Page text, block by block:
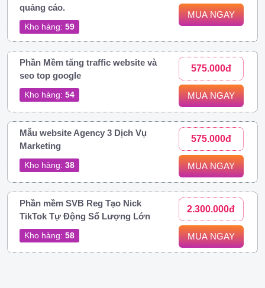
quảng cáo.
Kho hàng: 59
MUA NGAY
Phần Mềm tăng traffic website và
seo top google
Kho hàng: 54
575.000đ
MUA NGAY
Mẫu website Agency 3 Dịch Vụ
Marketing
Kho hàng: 38
575.000đ
MUA NGAY
Phần mềm SVB Reg Tạo Nick
TikTok Tự Động Số Lượng Lớn
Kho hàng: 58
2.300.000đ
MUA NGAY